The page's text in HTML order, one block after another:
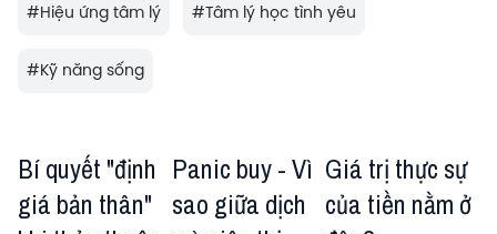
#Hiệu ứng tâm lý #Tâm lý học tình yêu
#Kỹ năng sống
Bí quyết "định
giá bản thân"
Panic buy - Vì
sao giữa dịch
Giá trị thực sự
của tiền nằm ở